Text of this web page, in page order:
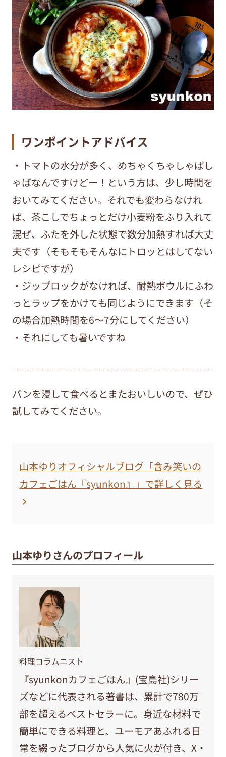
ワンポイントアドバイス
・トマトの水分が多く、めちゃくちゃしゃばし
ゃばなんですけどー！という方は、少し時間を
おいてみてください。それでも変わらなけれ
ば、茶こしでちょっとだけ小麦粉をふり入れて
混ぜ、ふたを外した状態で数分加熱すれば大丈
夫です（そもそもそんなにトロッとはしてない
レシピですが）
・ジップロックがなければ、耐熱ボウルにふわ
っとラップをかけても同じようにできます（そ
の場合加熱時間を6～7分にしてください）
・それにしても暑いですね
パンを浸して食べるとまたおいしいので、ぜひ
試してみてください。
山本ゆりオフィシャルブログ「含み笑いの
カフェごはん『syunkon』」で詳しく見る
山本ゆりさんのプロフィール
料理コラムニスト
『syunkonカフェごはん』(宝島社)シリー
ズなどに代表される著書は、累計で780万
部を超えるベストセラーに。身近な材料で
簡単にできる料理と、ユーモアあふれる日
常を綴ったブログから人気に火が付き、X・